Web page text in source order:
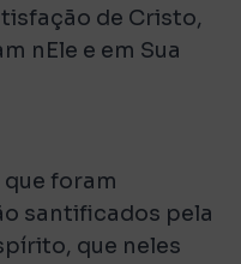
de Cristo,
nEle e em Sua
foram
santificados pela
que neles